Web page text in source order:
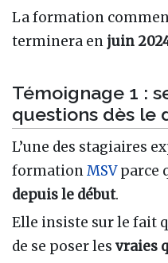
La formation
terminera en juin
Témoignage 1 :
questions dès le
L’une des stagiaires
formationMSVparce
depuis le début.
Elle insiste sur le fait
de se poser les vraies